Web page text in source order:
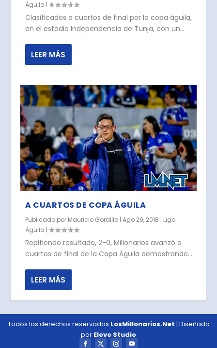
Águila |
Clasificados a cuartos de final por la copa águila,
en el estadio Independencia de Tunja, con un...
LEER MÁS
A CUARTOS DE COPA ÁGUILA
Publicado por Mauricio Gordillo |Ago 29, 2018 | Liga
Águila |
Repitiendo resultado, 2-0, Millonarios avanzó a
cuartos de final de la Copa Águila demostrando...
LEER MÁS
Todos los derechos reservados LosMillonarios.Net | Diseñado
por Eleve Studio